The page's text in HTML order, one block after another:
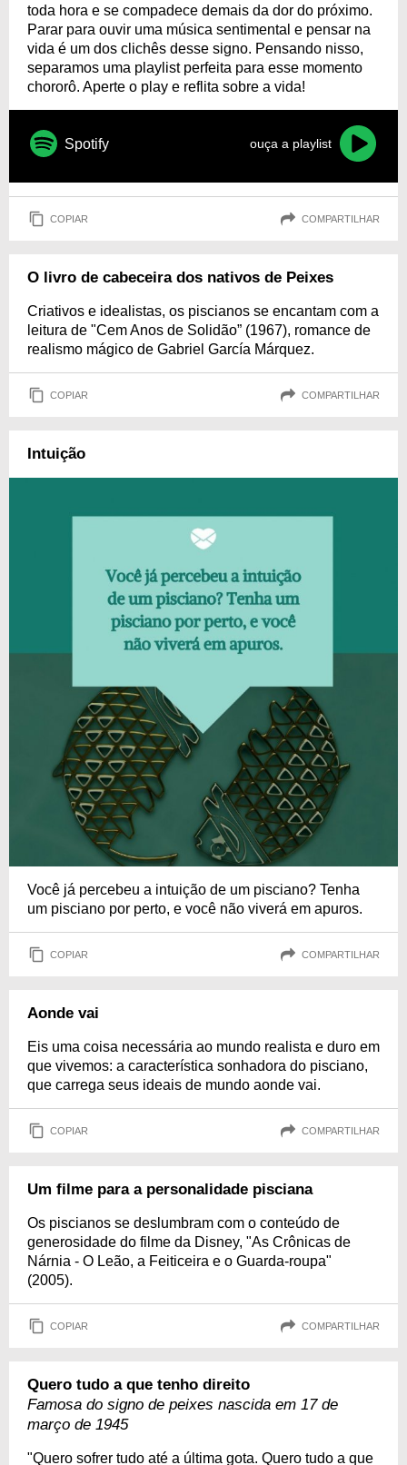
toda hora e se compadece demais da dor do próximo.
Parar para ouvir uma música sentimental e pensar na
vida é um dos clichês desse signo. Pensando nisso,
separamos uma playlist perfeita para esse momento
chororô. Aperte o play e reflita sobre a vida!
Spotify ouça a playlist
COPIAR COMPARTILHAR
O livro de cabeceira dos nativos de Peixes
Criativos e idealistas, os piscianos se encantam com a
leitura de "Cem Anos de Solidão” (1967), romance de
realismo mágico de Gabriel García Márquez.
COPIAR COMPARTILHAR
Intuição
Você já percebeu a intuição de um pisciano? Tenha
um pisciano por perto, e você não viverá em apuros.
COPIAR COMPARTILHAR
Aonde vai
Eis uma coisa necessária ao mundo realista e duro em
que vivemos: a característica sonhadora do pisciano,
que carrega seus ideais de mundo aonde vai.
COPIAR COMPARTILHAR
Um filme para a personalidade pisciana
Os piscianos se deslumbram com o conteúdo de
generosidade do filme da Disney, "As Crônicas de
Nárnia - O Leão, a Feiticeira e o Guarda-roupa"
(2005).
COPIAR COMPARTILHAR
Quero tudo a que tenho direito
Famosa do signo de peixes nascida em 17 de
março de 1945
"Quero sofrer tudo até a última gota. Quero tudo a que